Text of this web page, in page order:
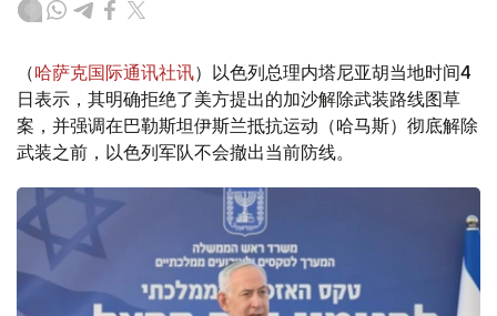
（哈萨克国际通讯社讯）以色列总理内塔尼亚胡当地时间4
日表示，其明确拒绝了美方提出的加沙解除武装路线图草
案，并强调在巴勒斯坦伊斯兰抵抗运动（哈马斯）彻底解除
武装之前，以色列军队不会撤出当前防线。